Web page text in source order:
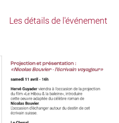
Les détails de l'événement